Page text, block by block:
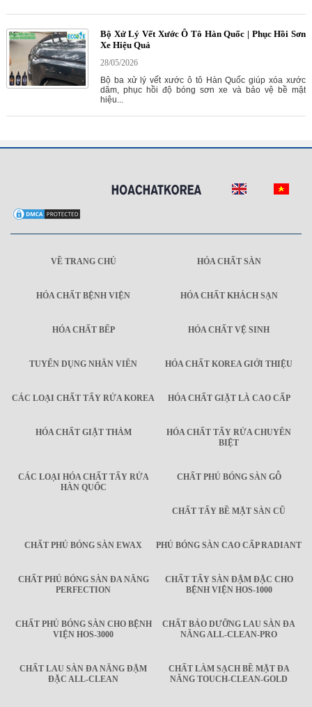
Bộ Xử Lý Vết Xước Ô Tô Hàn Quốc | Phục Hồi Sơn
Xe Hiệu Quả
28/05/2026
Bộ ba xử lý vết xước ô tô Hàn Quốc giúp xóa xước
dăm, phục hồi độ bóng sơn xe và bảo vệ bề mặt
hiệu...
VỀ TRANG CHỦ HÓA CHẤT SÀN
HÓA CHẤT BỆNH VIỆN HÓA CHẤT KHÁCH SẠN
HÓA CHẤT BẾP HÓA CHẤT VỆ SINH
TUYỂN DỤNG NHÂN VIÊN HÓA CHẤT KOREA GIỚI THIỆU
CÁC LOẠI CHẤT TẨY RỬA KOREA HÓA CHẤT GIẶT LÀ CAO CẤP
HÓA CHẤT GIẶT THẢM
HÓA CHẤT TẨY RỬA CHUYÊN
BIỆT
CÁC LOẠI HÓA CHẤT TẨY RỬA
HÀN QUỐC
CHẤT PHỦ BÓNG SÀN GỖ
CHẤT TẨY BỀ MẶT SÀN CŨ
CHẤT PHỦ BÓNG SÀN EWAX PHỦ BÓNG SÀN CAO CẤP RADIANT
CHẤT PHỦ BÓNG SÀN ĐA NĂNG
PERFECTION
CHẤT TẨY SÀN ĐẬM ĐẶC CHO
BỆNH VIỆN HOS-1000
CHẤT PHỦ BÓNG SÀN CHO BỆNH
VIỆN HOS-3000
CHẤT BẢO DƯỠNG LAU SÀN ĐA
NĂNG ALL-CLEAN-PRO
CHẤT LAU SÀN ĐA NĂNG ĐẬM
ĐẶC ALL-CLEAN
CHẤT LÀM SẠCH BỀ MẶT ĐA
NĂNG TOUCH-CLEAN-GOLD